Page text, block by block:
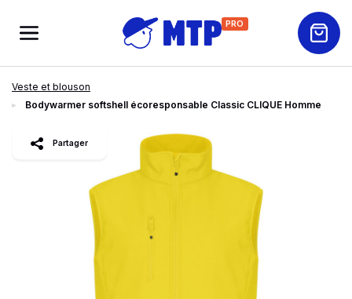
PRO
Veste et blouson
Bodywarmer softshell écoresponsable Classic CLIQUE Homme
Partager
slide1